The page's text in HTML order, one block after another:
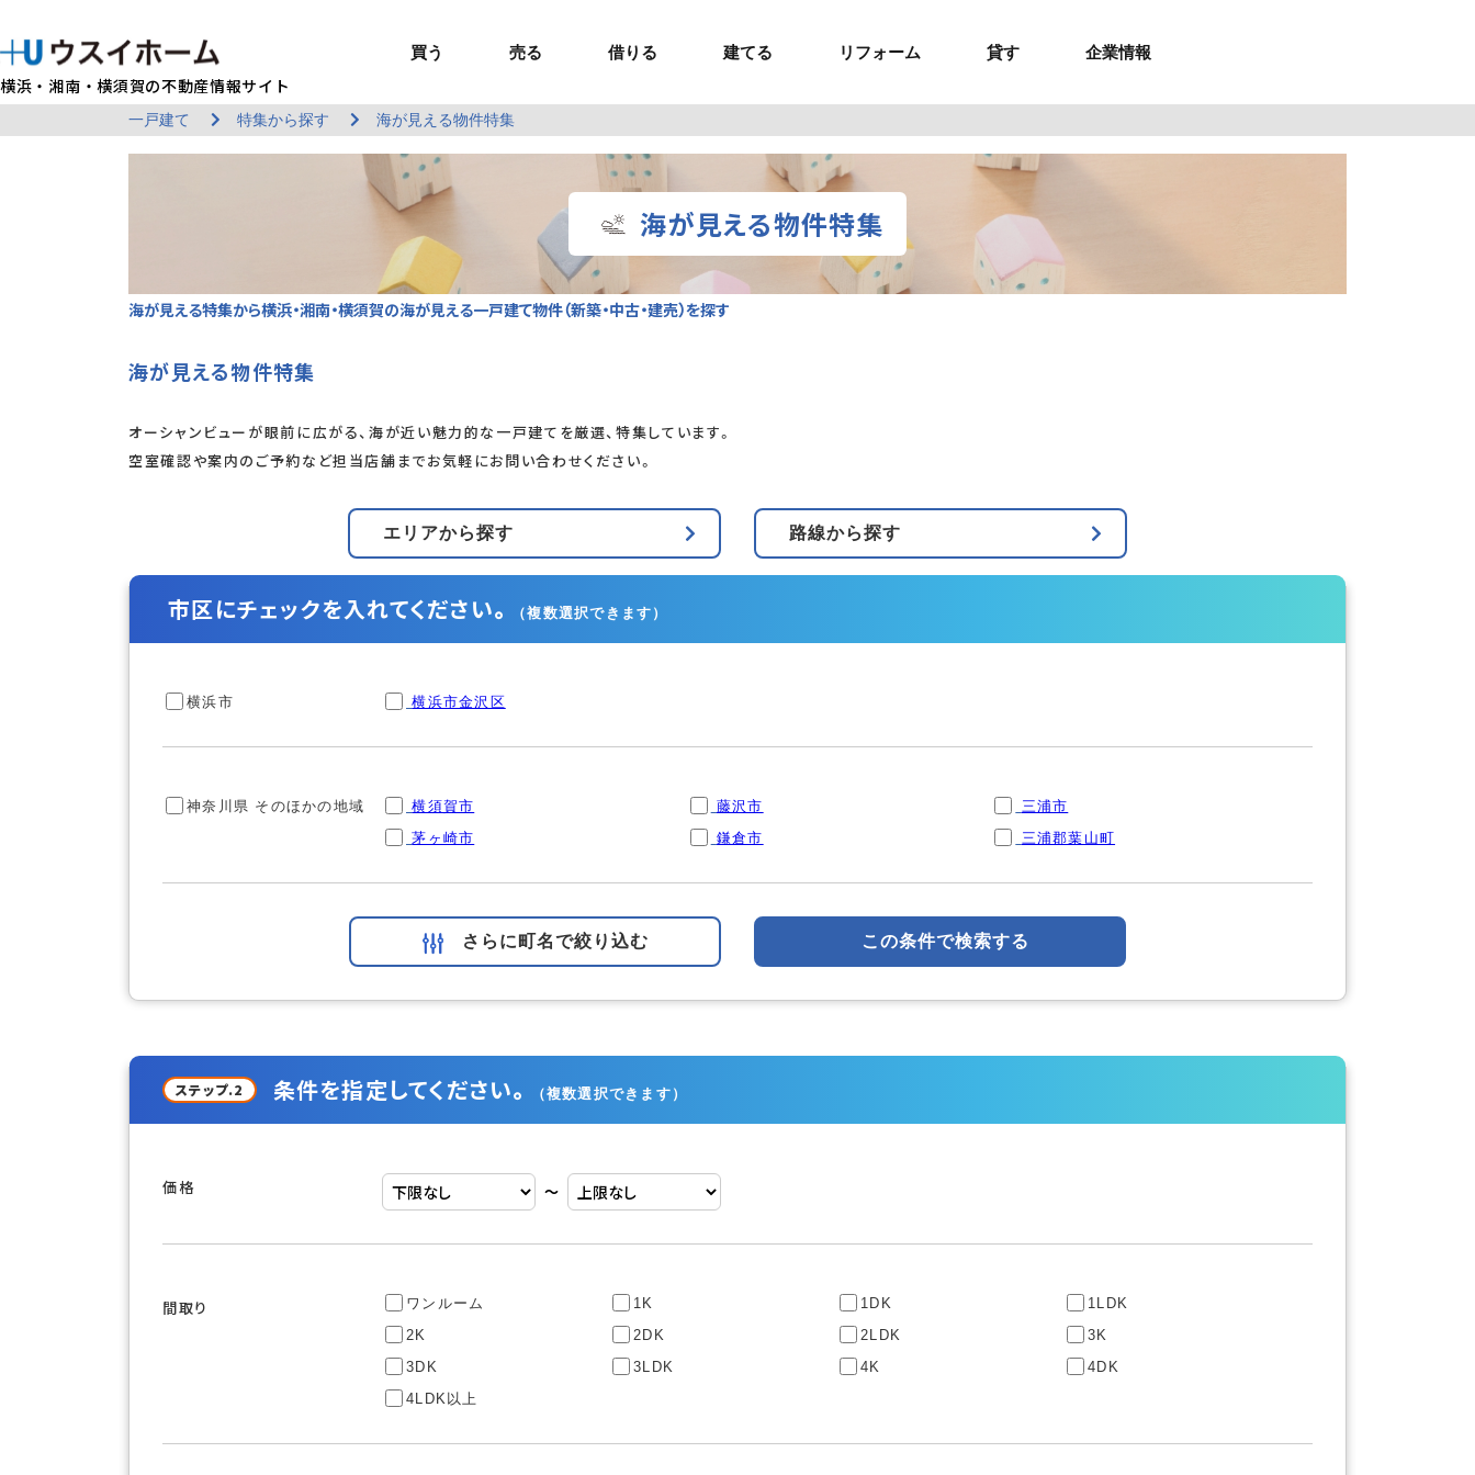
横浜・湘南・横須賀の不動産情報サイト
買う
BUY
買う 戸建て（総合）
新築戸建て
中古戸建て
中古マンション
土地
投資物件
マイページ
お問合せ
売る
SELL
売る 売るTOP
建物状況調査
（インスペクション）
レントホーム
借りる
RENT
借りる 賃貸住宅TOP
エリアから探す
路線から探す
マイページ
エリアから探す
マイページ
建てる
U-CASA
建てる 建てるTOP
U-nifty（定額制注文住宅）
Kit-U（高性能企画住宅）
収益物件／アパート・賃貸
ウスイホームの家づくり
施工事例
リフォーム
REFORM
リフォーム リフォームTOP
ウスイのリフォームの魅力
施工事例
リフォームメニュー
ショールーム
リフォームの流れ
無料お見積もり
貸す
MANAGEMENT
貸す 貸すTOP
お悩み解決
サービス一覧
管理委託の流れ
セミナー・講座
オーナー様へ
お問い合わせ
企業情報
COMPANY INFO
企業情報 企業情報TOP
店舗情報
採用情報
お問い合わせ
一戸建て 特集から探す 海が見える物件特集
海が見える物件特集
海が見える特集から横浜・湘南・横須賀の海が見える一戸建て物件（新築・中古・建売）を探す
海が見える物件特集
オーシャンビューが眼前に広がる、海が近い魅力的な一戸建てを厳選、特集しています。
空室確認や案内のご予約など担当店舗までお気軽にお問い合わせください。
エリアから探す 路線から探す
市区にチェックを入れてください。 （複数選択できます）
横浜市 横浜市金沢区
神奈川県 そのほかの地域 横須賀市 藤沢市
三浦市
茅ヶ崎市
鎌倉市 三浦郡葉山町
さらに町名で絞り込む この条件で検索する
ステップ.2 条件を指定してください。 （複数選択できます）
価格 〜
間取り ワンルーム 1K 1DK
1LDK
2K
2DK 2LDK
3K
3DK
3LDK 4K
4DK
4LDK以上